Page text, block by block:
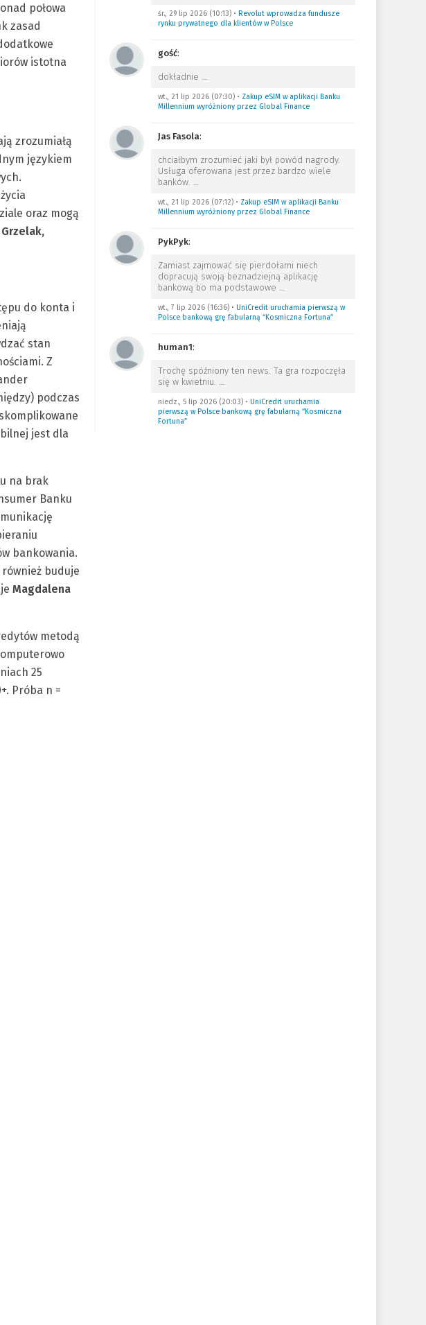
połowa
zasad
istotna
zrozumiałą
językiem
oraz mogą
do konta i
stan
Z
podczas
jest dla
na brak
Banku
bankowania.
buduje
Magdalena
metodą
25
Próba n =
śr., 29 lip 2026 (10:13)• Revolut wprowadza fundusze
rynku prywatnego dla klientów w Polsce
gość:
dokładnie …
wt., 21 lip 2026 (07:30)• Zakup eSIM w aplikacji Banku
Millennium wyróżniony przez Global Finance
Jas Fasola:
chciałbym zrozumieć jaki był powód nagrody.
Usługa oferowana jest przez bardzo wiele
banków. …
wt., 21 lip 2026 (07:12)• Zakup eSIM w aplikacji Banku
Millennium wyróżniony przez Global Finance
PykPyk:
Zamiast zajmować się pierdołami niech
dopracują swoją beznadziejną aplikację
bankową bo ma podstawowe …
wt., 7 lip 2026 (16:36)• UniCredit uruchamia pierwszą w
Polsce bankową grę fabularną “Kosmiczna Fortuna”
human1:
Trochę spóźniony ten news. Ta gra rozpoczęła
się w kwietniu. …
niedz., 5 lip 2026 (20:03)• UniCredit uruchamia
pierwszą w Polsce bankową grę fabularną “Kosmiczna
Fortuna”